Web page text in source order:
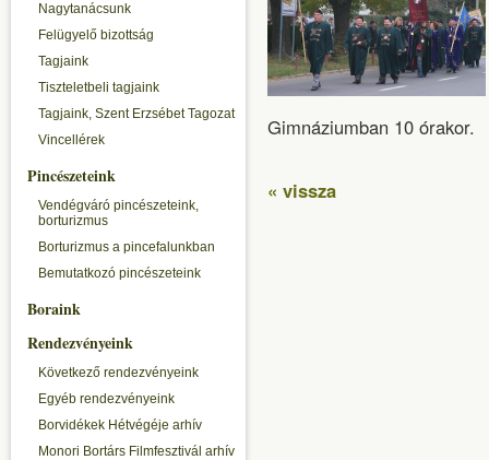
Nagytanácsunk
Felügyelő bizottság
Tagjaink
Tiszteletbeli tagjaink
Tagjaink, Szent Erzsébet Tagozat
Vincellérek
Pincészeteink
Vendégváró pincészeteink,
borturizmus
Borturizmus a pincefalunkban
Bemutatkozó pincészeteink
Boraink
Rendezvényeink
Következő rendezvényeink
Egyéb rendezvényeink
Borvidékek Hétvégéje arhív
Monori Bortárs Filmfesztivál arhív
Gimnáziumban 10 órakor.
« vissza